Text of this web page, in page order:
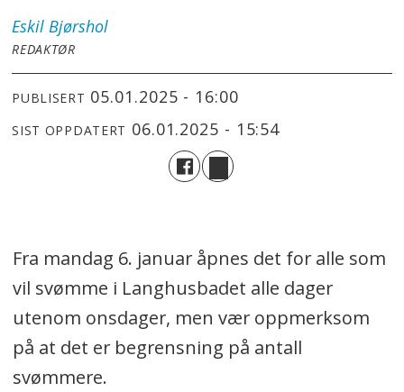
Eskil Bjørshol
REDAKTØR
PUBLISERT 05.01.2025 - 16:00
SIST OPPDATERT 06.01.2025 - 15:54
Fra mandag 6. januar åpnes det for alle som
vil svømme i Langhusbadet alle dager
utenom onsdager, men vær oppmerksom
på at det er begrensning på antall
svømmere.